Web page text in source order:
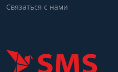
Связаться с нами